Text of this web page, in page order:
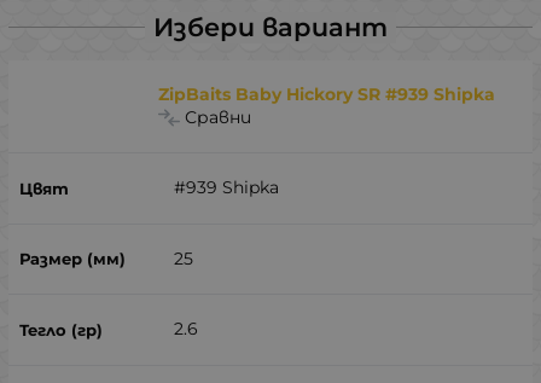
Избери вариант
ZipBaits Baby Hickory SR #939 Shipka
Сравни
#939 Shipka
25
2.6